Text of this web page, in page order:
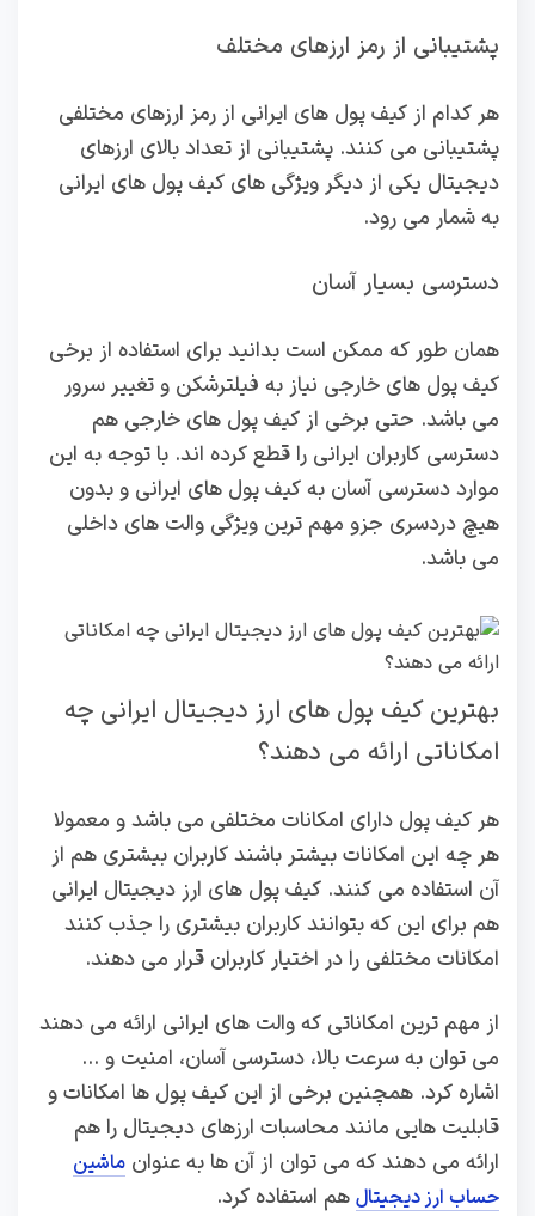
پشتیبانی از رمز ارزهای مختلف
هر کدام از کیف پول های ایرانی از رمز ارزهای مختلفی
پشتیبانی می کنند. پشتیبانی از تعداد بالای ارزهای
دیجیتال یکی از دیگر ویژگی های کیف پول های ایرانی
به شمار می رود.
دسترسی بسیار آسان
همان طور که ممکن است بدانید برای استفاده از برخی
کیف پول های خارجی نیاز به فیلترشکن و تغییر سرور
می باشد. حتی برخی از کیف پول های خارجی هم
دسترسی کاربران ایرانی را قطع کرده اند. با توجه به این
موارد دسترسی آسان به کیف پول های ایرانی و بدون
هیچ دردسری جزو مهم ترین ویژگی والت های داخلی
می باشد.
بهترین کیف پول های ارز دیجیتال ایرانی چه
امکاناتی ارائه می دهند؟
هر کیف پول دارای امکانات مختلفی می باشد و معمولا
هر چه این امکانات بیشتر باشند کاربران بیشتری هم از
آن استفاده می کنند. کیف پول های ارز دیجیتال ایرانی
هم برای این که بتوانند کاربران بیشتری را جذب کنند
امکانات مختلفی را در اختیار کاربران قرار می دهند.
از مهم ترین امکاناتی که والت های ایرانی ارائه می دهند
می توان به سرعت بالا، دسترسی آسان، امنیت و …
اشاره کرد. همچنین برخی از این کیف پول ها امکانات و
قابلیت هایی مانند محاسبات ارزهای دیجیتال را هم
ارائه می دهند که می توان از آن ها به عنوان ماشین
حساب ارز دیجیتال هم استفاده کرد.